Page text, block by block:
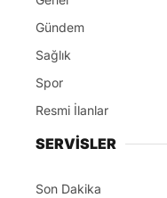
Gündem
Sağlık
Spor
Resmi İlanlar
SERVİSLER
Son Dakika